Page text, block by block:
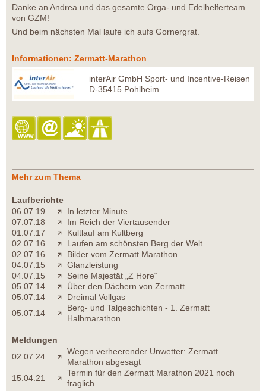
Danke an Andrea und das gesamte Orga- und Edelhelferteam
von GZM!
Und beim nächsten Mal laufe ich aufs Gornergrat.
Informationen: Zermatt-Marathon
interAir GmbH Sport- und Incentive-Reisen
D-35415 Pohlheim
Mehr zum Thema
Laufberichte
06.07.19
In letzter Minute
07.07.18
Im Reich der Viertausender
01.07.17
Kultlauf am Kultberg
02.07.16
Laufen am schönsten Berg der Welt
02.07.16
Bilder vom Zermatt Marathon
04.07.15
Glanzleistung
04.07.15
Seine Majestät „Z Hore“
05.07.14
Über den Dächern von Zermatt
05.07.14
Dreimal Vollgas
05.07.14
Berg- und Talgeschichten - 1. Zermatt
Halbmarathon
Meldungen
02.07.24
Wegen verheerender Unwetter: Zermatt
Marathon abgesagt
15.04.21
Termin für den Zermatt Marathon 2021 noch
fraglich